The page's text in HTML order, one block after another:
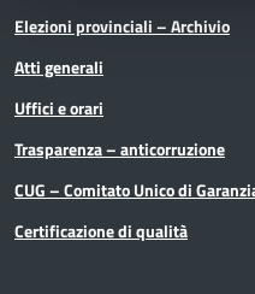
Elezioni provinciali – Archivio
Atti generali
Uffici e orari
Trasparenza – anticorruzione
CUG – Comitato Unico di
Certificazione di qualità